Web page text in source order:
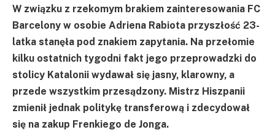
W związku z rzekomym brakiem zainteresowania FC
Barcelony w osobie Adriena Rabiota przyszłość 23-
latka stanęła pod znakiem zapytania. Na przełomie
kilku ostatnich tygodni fakt jego przeprowadzki do
stolicy Katalonii wydawał się jasny, klarowny, a
przede wszystkim przesądzony. Mistrz Hiszpanii
zmienił jednak politykę transferową i zdecydował
się na zakup Frenkiego de Jonga.